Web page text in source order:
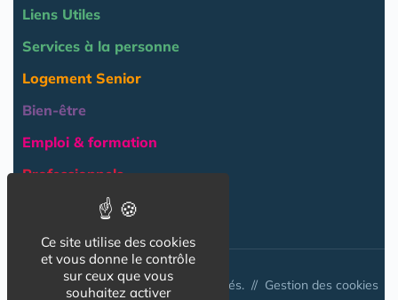
Liens Utiles
Services à la personne
Logement Senior
Bien-être
Emploi & formation
Professionnels
NOS AUTRES SITES :
© Australis 2026 - Tous droits réservés. // Gestion des cookies
Ce site utilise des cookies
et vous donne le contrôle
sur ceux que vous
souhaitez activer